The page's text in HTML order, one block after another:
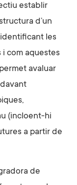
establir
d’un
les
com aquestes
avaluar
(incloent-hi
a partir de
de